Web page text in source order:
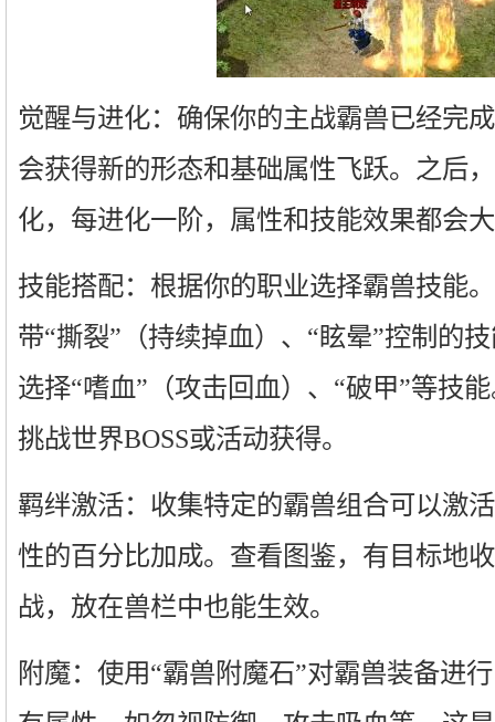
觉醒与进化：确保你的主战霸兽已经完
会获得新的形态和基础属性飞跃。之后
化，每进化一阶，属性和技能效果都会
技能搭配：根据你的职业选择霸兽技能
带“撕裂”（持续掉血）、“眩晕”控制的
选择“嗜血”（攻击回血）、“破甲”等技
挑战世界BOSS或活动获得。
羁绊激活：收集特定的霸兽组合可以激
性的百分比加成。查看图鉴，有目标地
战，放在兽栏中也能生效。
附魔：使用“霸兽附魔石”对霸兽装备进